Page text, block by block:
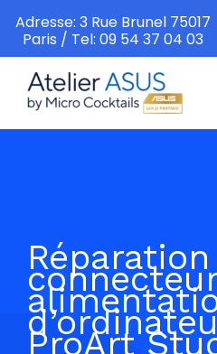
contenu
Réparation
ProArt
Adresse: 3 Rue Brunel 75017
Paris / Tel: 09 54 37 04 03